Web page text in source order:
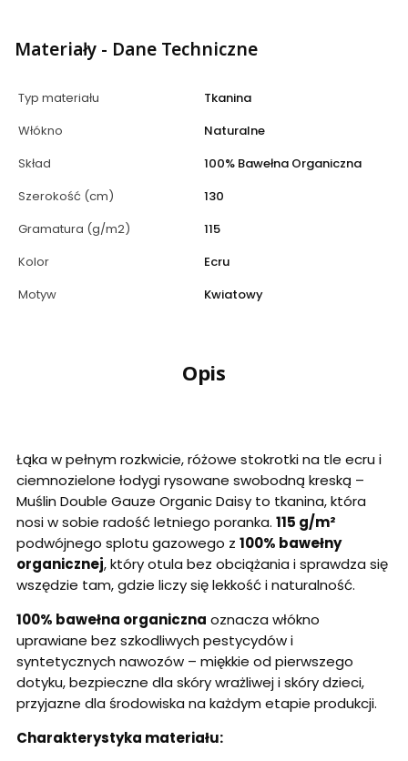
Materiały - Dane Techniczne
Typ materiału
Tkanina
Włókno
Naturalne
Skład
100% Bawełna Organiczna
Szerokość (cm)
130
Gramatura (g/m2)
115
Kolor
Ecru
Motyw
Kwiatowy
Opis
Łąka w pełnym rozkwicie, różowe stokrotki na tle ecru i
ciemnozielone łodygi rysowane swobodną kreską –
Muślin Double Gauze Organic Daisy to tkanina, która
nosi w sobie radość letniego poranka. 115 g/m²
podwójnego splotu gazowego z 100% bawełny
organicznej, który otula bez obciążania i sprawdza się
wszędzie tam, gdzie liczy się lekkość i naturalność.
100% bawełna organiczna oznacza włókno
uprawiane bez szkodliwych pestycydów i
syntetycznych nawozów – miękkie od pierwszego
dotyku, bezpieczne dla skóry wrażliwej i skóry dzieci,
przyjazne dla środowiska na każdym etapie produkcji.
Charakterystyka materiału: